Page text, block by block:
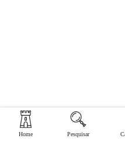
Home Pesquisar